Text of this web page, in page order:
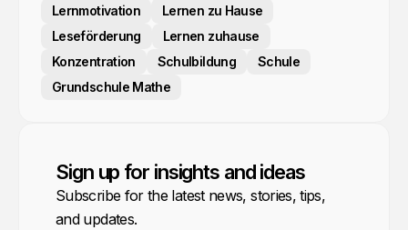
Lernmotivation
Lernen zu Hause
Leseförderung
Lernen zuhause
Konzentration
Schulbildung
Schule
Grundschule Mathe
Sign up for insights and ideas
Subscribe for the latest news, stories, tips,
and updates.